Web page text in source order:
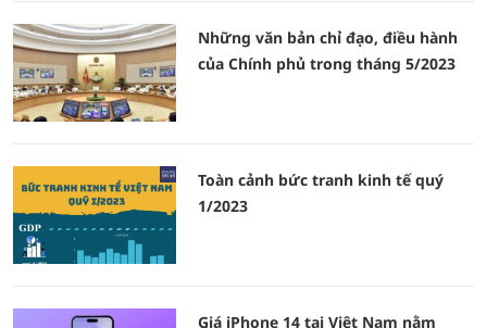
Những văn bản chỉ đạo, điều hành
của Chính phủ trong tháng 5/2023
Toàn cảnh bức tranh kinh tế quý
1/2023
Giá iPhone 14 tại Việt Nam nằm